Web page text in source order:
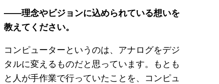
――理念やビジョンに込められている想いを
教えてください。
コンピューターというのは、アナログをデジ
タルに変えるものだと思っています。もとも
と人が手作業で行っていたことを、コンピュ